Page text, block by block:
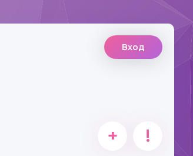
Вход
+ !